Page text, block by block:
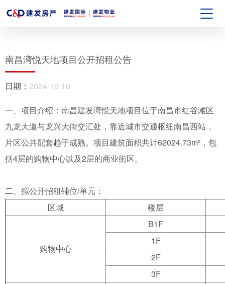
南昌湾悦天地项目公开招租公告
日期： 2024-10-16
一、项目介绍：南昌建发湾悦天地项目位于南昌市红谷滩区
九龙大道与龙兴大街交汇处，靠近城市交通枢纽南昌西站，
片区公共配套趋于成熟。项目建筑面积共计62024.73m²，包
括4层的购物中心以及2层的商业街区。
二、拟公开招租铺位/单元：
区域
楼层
购物中心
B1F
1F
2F
3F